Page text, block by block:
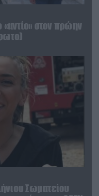
«αντίο» στον πρώην
Σωματείου